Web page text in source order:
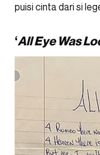
puisi cinta dari si
‘All Eye Was